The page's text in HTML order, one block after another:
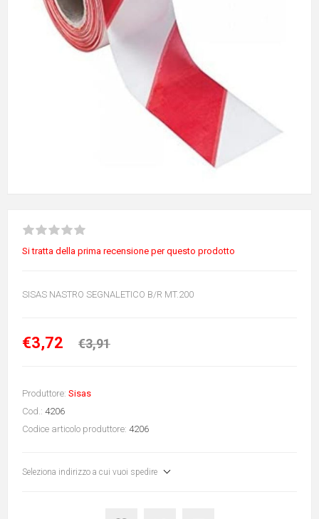
Si tratta della prima recensione per questo prodotto
SISAS NASTRO SEGNALETICO B/R MT.200
€3,72 €3,91
Produttore: Sisas
Cod.: 4206
Codice articolo produttore: 4206
Seleziona indirizzo a cui vuoi spedire